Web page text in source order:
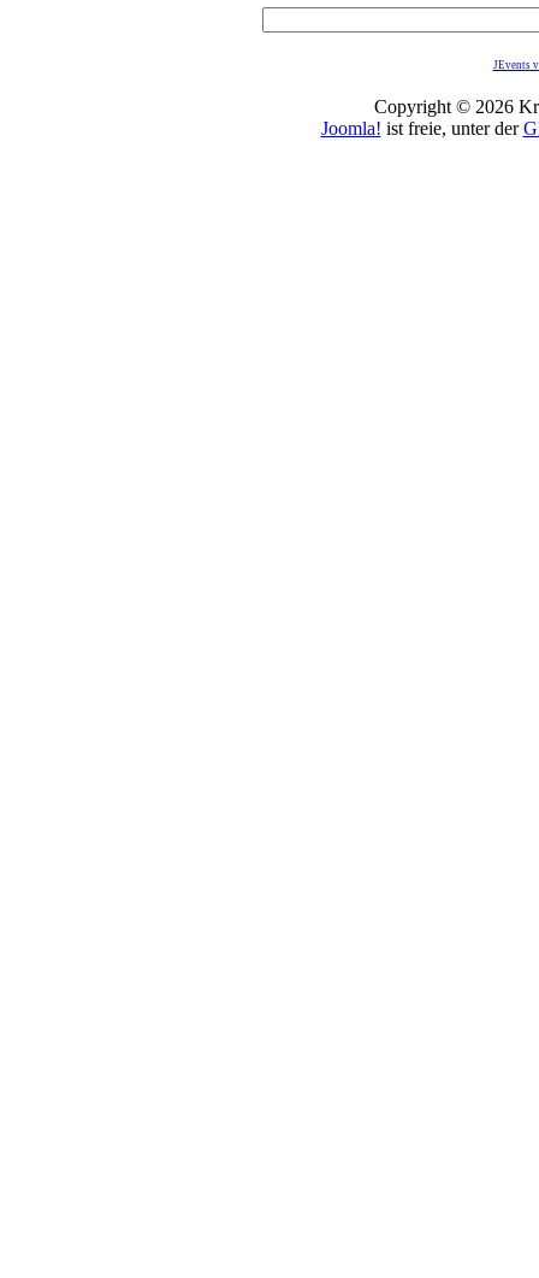
JEvents
Copyright © 2026
Joomla! ist freie, unter der